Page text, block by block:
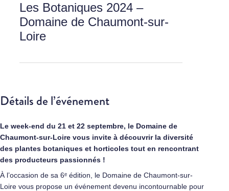
Les Botaniques 2024 –
Domaine de Chaumont-sur-
Loire
Détails de l’événement
Le week-end du 21 et 22 septembre, le Domaine de
Chaumont-sur-Loire vous invite à découvrir la diversité
des plantes botaniques et horticoles tout en rencontrant
des producteurs passionnés !
À l’occasion de sa 6ᵉ édition, le Domaine de Chaumont-sur-
Loire vous propose un événement devenu incontournable pour